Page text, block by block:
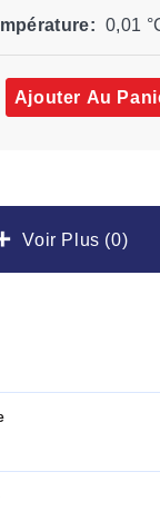
Voir Plus (0)
0,01
Ajouter Au